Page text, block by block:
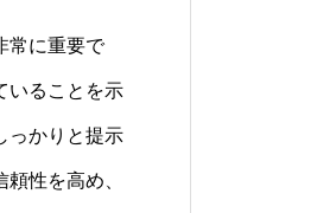
常に重要で
いることを示
っかりと提示
性を高め、